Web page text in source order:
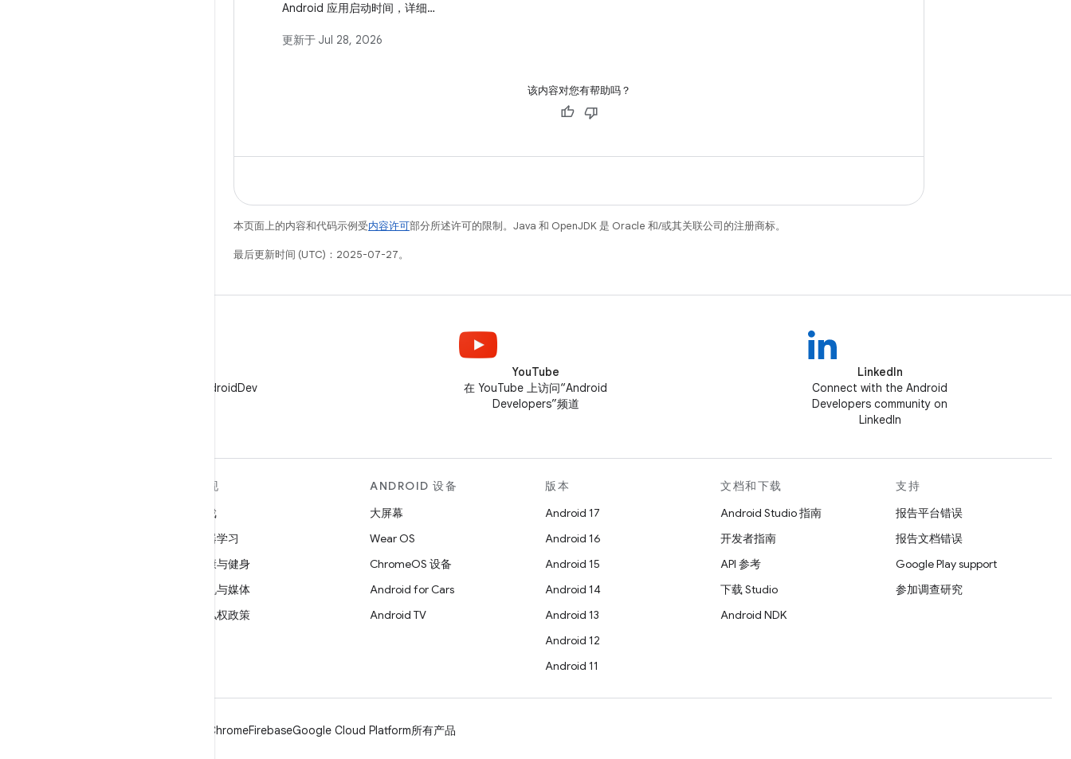
Android 应用启动时间，详细说
的方法，以及影响应用启动的常
更新于 Jul 28, 2026
该内容对您有帮助吗？
本页面上的内容和代码示例受内容许可部分所述许可的限制。Java 和 OpenJDK 是 Oracle 和/或其关联公司的注册商标。
最后更新时间 (UTC)：2025-07-27。
在 X 上关注 @AndroidDev
YouTube
在 YouTube 上访问“Android
Developers”频道
LinkedIn
Connect with the Android
Developers community on
LinkedIn
发现
游戏
机器学习
健康与健身
相机与媒体
隐私权政策
ANDROID 设备
大屏幕
Wear OS
ChromeOS 设备
Android for Cars
Android TV
版本
Android 17
Android 16
Android 15
Android 14
Android 13
Android 12
Android 11
文档和下载
Android Studio 指南
开发者指南
API 参考
下载 Studio
Android NDK
支持
报告平台错误
报告文档错误
Google Play support
参加调查研究
ChromeFirebaseGoogle Cloud Platform所有产品